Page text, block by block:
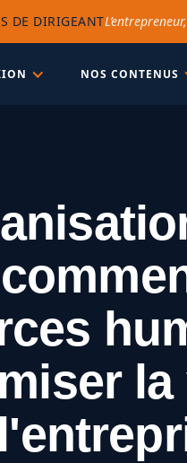
DE DIRIGEANT
NOS CONTENUS